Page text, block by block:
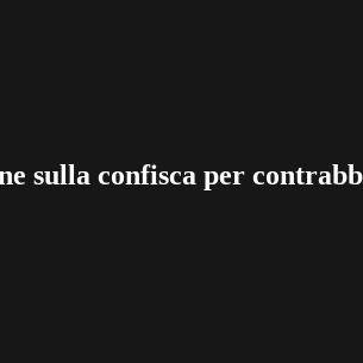
sulla confisca per